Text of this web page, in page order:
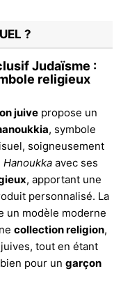
?
Judaïsme :
religieux
juive propose un
, symbole
soigneusement
avec ses
, apportant une
personnalisé. La
un modèle moderne
collection religion,
tout en étant
pour un garçon